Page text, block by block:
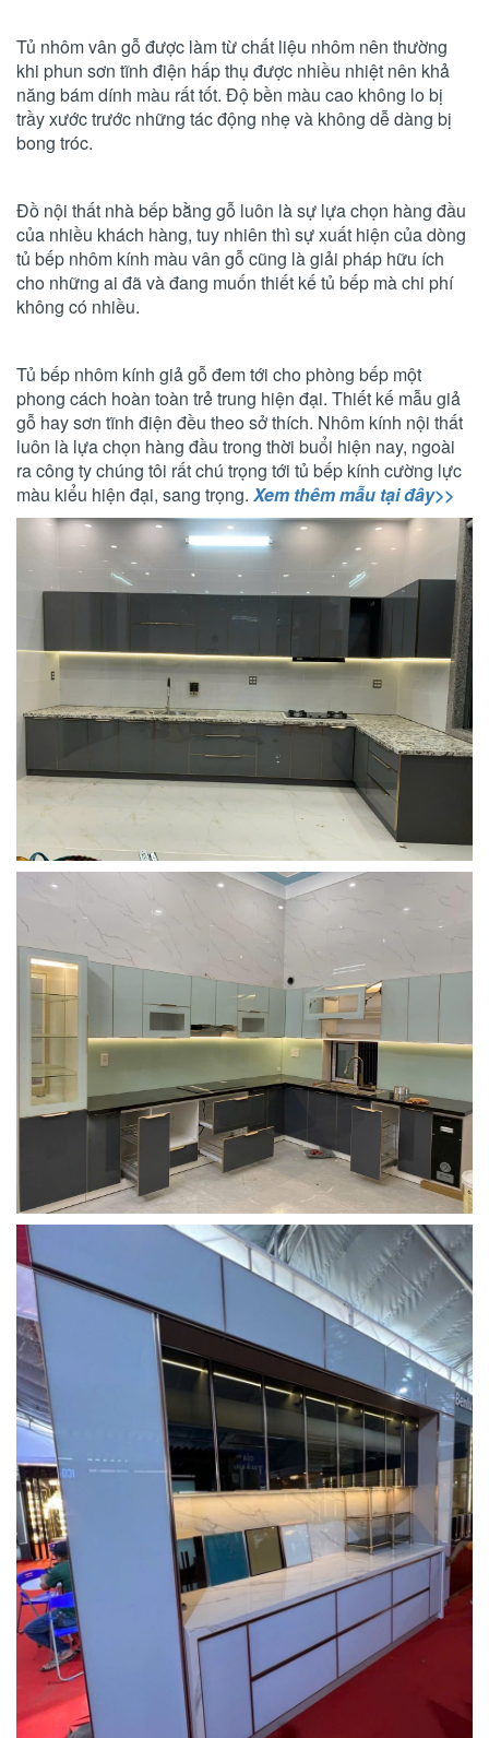
Tủ nhôm vân gỗ được làm từ chất liệu nhôm nên thường
khi phun sơn tĩnh điện hấp thụ được nhiều nhiệt nên khả
năng bám dính màu rất tốt. Độ bền màu cao không lo bị
trầy xước trước những tác động nhẹ và không dễ dàng bị
bong tróc.
Đồ nội thất nhà bếp bằng gỗ luôn là sự lựa chọn hàng đầu
của nhiều khách hàng, tuy nhiên thì sự xuất hiện của dòng
tủ bếp nhôm kính màu vân gỗ cũng là giải pháp hữu ích
cho những ai đã và đang muốn thiết kế tủ bếp mà chi phí
không có nhiều.
Tủ bếp nhôm kính giả gỗ đem tới cho phòng bếp một
phong cách hoàn toàn trẻ trung hiện đại. Thiết kế mẫu giả
gỗ hay sơn tĩnh điện đều theo sở thích. Nhôm kính nội thất
luôn là lựa chọn hàng đầu trong thời buổi hiện nay, ngoài
ra công ty chúng tôi rất chú trọng tới tủ bếp kính cường lực
màu kiểu hiện đại, sang trọng. Xem thêm mẫu tại đây>>